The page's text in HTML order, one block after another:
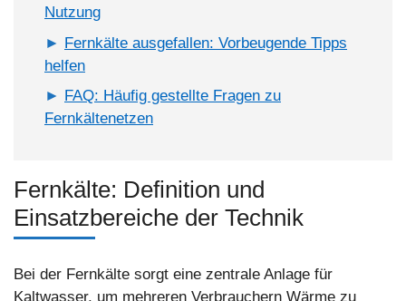
Nutzung
Fernkälte ausgefallen: Vorbeugende Tipps
helfen
FAQ: Häufig gestellte Fragen zu
Fernkältenetzen
Fernkälte: Definition und
Einsatzbereiche der Technik
Bei der Fernkälte sorgt eine zentrale Anlage für
Kaltwasser, um mehreren Verbrauchern Wärme zu